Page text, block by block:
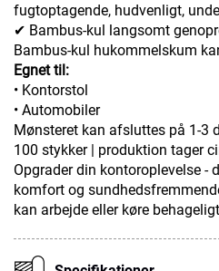
fugtoptagende, hudvenligt,
✔ Bambus-kul langsomt
Bambus-kul hukommelskum
Egnet til:
• Kontorstol
• Automobiler
Mønsteret kan afsluttes på 1-3
100 stykker | produktion tager
Opgrader din kontoroplevelse -
komfort og
kan arbejde eller køre